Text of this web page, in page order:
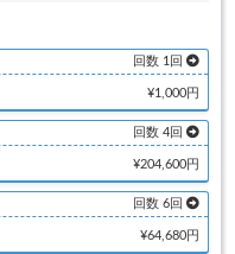
回数 1回
¥1,000円
回数 4回
¥204,600円
回数 6回
¥64,680円